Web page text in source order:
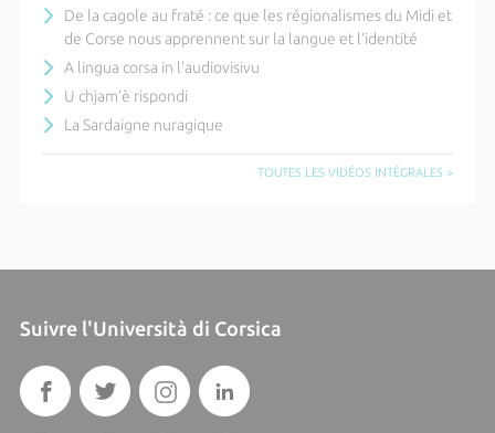
De la cagole au fraté : ce que les régionalismes du Midi et
de Corse nous apprennent sur la langue et l’identité
A lingua corsa in l’audiovisivu
U chjam’è rispondi
La Sardaigne nuragique
TOUTES LES VIDÉOS INTÉGRALES >
Suivre l'Università di Corsica